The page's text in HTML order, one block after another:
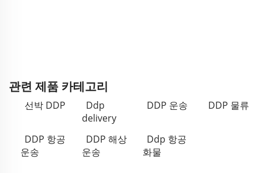
관련 제품 카테고리
선박 DDP
Ddp
delivery
DDP 운송 DDP 물류
DDP 항공
운송
DDP 해상
운송
Ddp 항공
화물